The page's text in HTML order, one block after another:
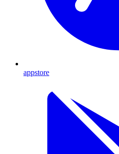
appstore